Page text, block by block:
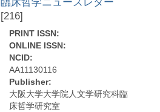
[216]
PRINT ISSN:
ONLINE ISSN:
NCID:
AA11130116
Publisher:
大阪大学大学院人文学研究科臨
床哲学研究室